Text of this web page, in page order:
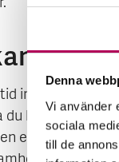
Denna
Vi använder
sociala
till de
innan krediten
du bifoga ett
eller affären